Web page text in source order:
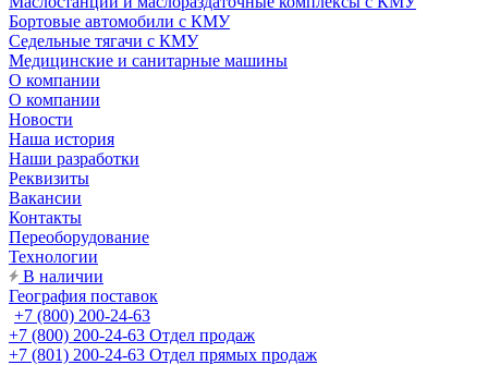
Бортовые автомобили с КМУ
Седельные тягачи с КМУ
Медицинские и санитарные машины
О компании
О компании
Новости
Наша история
Наши разработки
Реквизиты
Вакансии
Контакты
Переоборудование
Технологии
В наличии
География поставок
+7 (800) 200-24-63
+7 (800) 200-24-63 Отдел продаж
+7 (801) 200-24-63 Отдел прямых продаж